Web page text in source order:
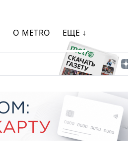
О METRO ЕЩЕ ↓